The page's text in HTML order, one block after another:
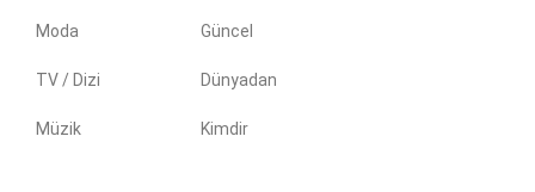
Moda Güncel
TV / Dizi Dünyadan
Müzik Kimdir